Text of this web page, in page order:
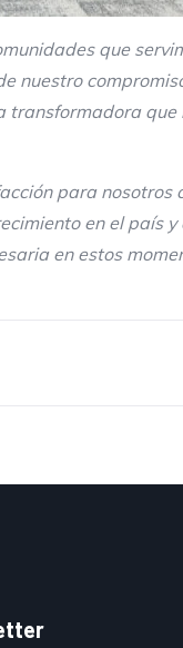
que
nuestro
transformadora
para
en el país
en estos